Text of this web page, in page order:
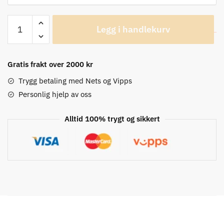
Face
Aeffect
Krankarmer
antall
Legg i handlekurv
Gratis frakt over 2000 kr
Trygg betaling med Nets og Vipps
Personlig hjelp av oss
Alltid 100% trygt og sikkert